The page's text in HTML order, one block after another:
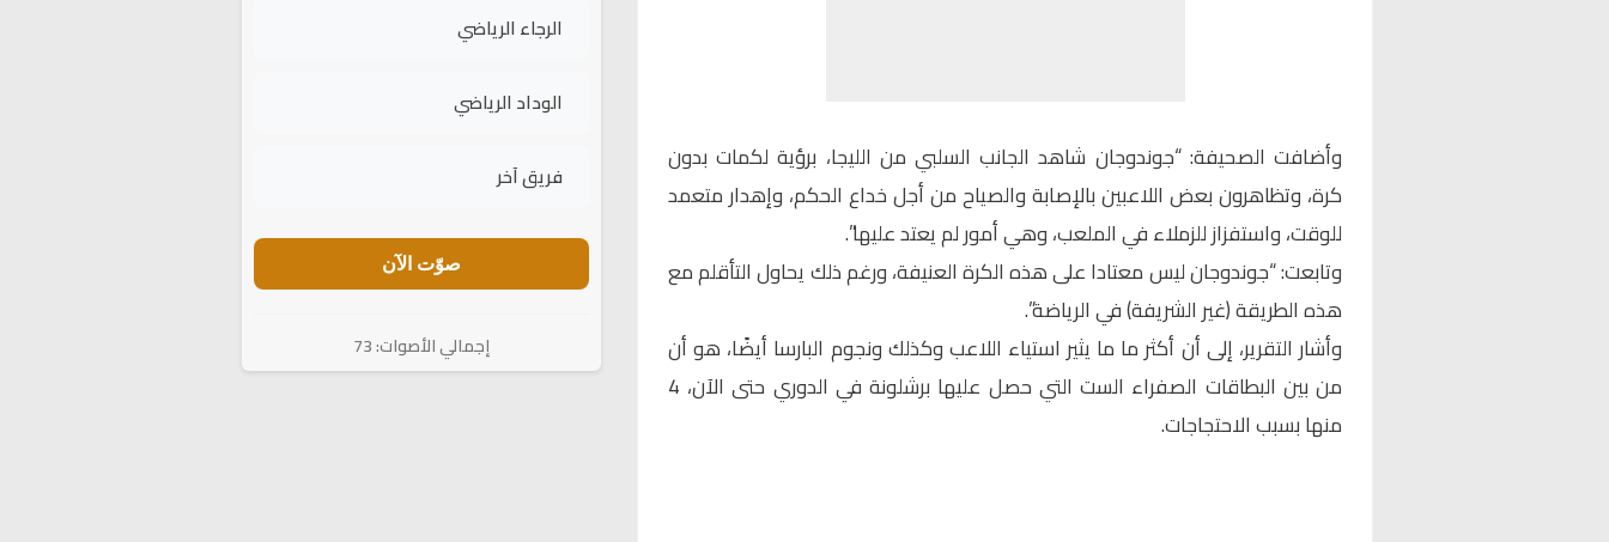
وأضافت الصحيفة: “جوندوجان شاهد الجانب السلبي من الليجا، برؤية لكمات بدون
كرة، وتظاهرون بعض اللاعبين بالإصابة والصياح من أجل خداع الحكم، وإهدار متعمد
للوقت، واستفزاز للزملاء في الملعب، وهي أمور لم يعتد عليها”.
وتابعت: “جوندوجان ليس معتادا على هذه الكرة العنيفة، ورغم ذلك يحاول التأقلم مع
هذه الطريقة (غير الشريفة) في الرياضة”.
وأشار التقرير، إلى أن أكثر ما ما يثير استياء اللاعب وكذلك ونجوم البارسا أيضًا، هو أن
من بين البطاقات الصفراء الست التي حصل عليها برشلونة في الدوري حتى الآن، 4
منها بسبب الاحتجاجات.
الرجاء الرياضي
الوداد الرياضي
فريق آخر
صوّت الآن
إجمالي الأصوات: 73